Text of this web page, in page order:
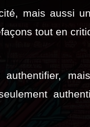
mais aussi
tout en
authentifier,